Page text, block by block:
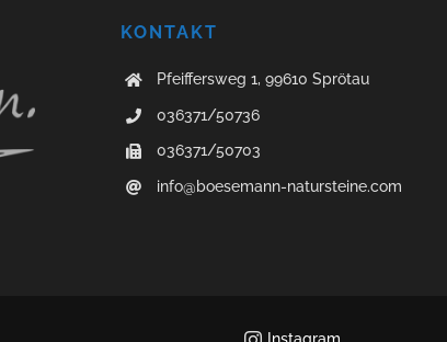
KONTAKT
Pfeiffersweg 1, 99610 Sprötau
036371/50736
036371/50703
info@boesemann-natursteine.com